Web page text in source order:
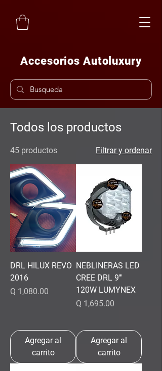
Accesorios Autoluxury
Todos los productos
45 productos Filtrar y ordenar
DRL HILUX REVO
2016
Precio
Q 1,080.00
Agregar al
carrito
NEBLINERAS LED
CREE DRL 9″
120W LUMYNEX
Precio
Q 1,695.00
Agregar al
carrito